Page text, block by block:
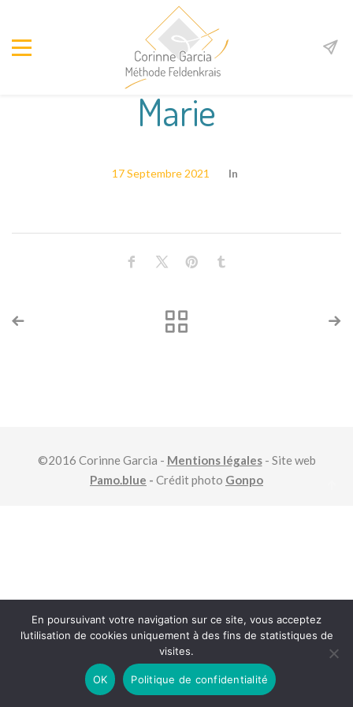
Marie
17 Septembre 2021 In
©2016 Corinne Garcia - Mentions légales- Site web
Pamo.blue - Crédit photo Gonpo
En poursuivant votre navigation sur ce site, vous acceptez
l’utilisation de cookies uniquement à des fins de statistiques de
visites.
OK Politique de confidentialité